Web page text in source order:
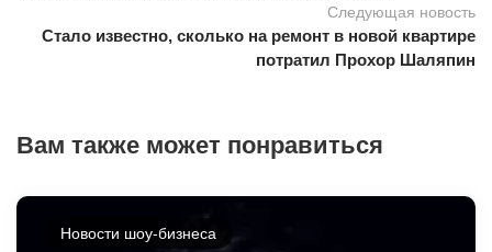
Следующая новость
Стало известно, сколько на ремонт в новой квартире
потратил Прохор Шаляпин
Вам также может понравиться
Новости шоу-бизнеса